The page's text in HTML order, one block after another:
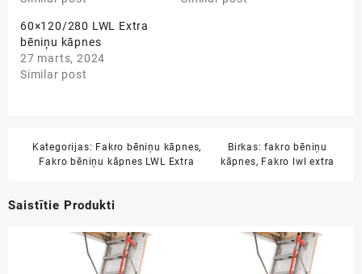
60×120/280 LWL Extra
bēniņu kāpnes
27 marts, 2024
Similar post
Kategorijas: Fakro bēniņu kāpnes,
Fakro bēniņu kāpnes LWL Extra
Birkas:fakro bēniņu
kāpnes, Fakro lwl extra
Saistītie Produkti